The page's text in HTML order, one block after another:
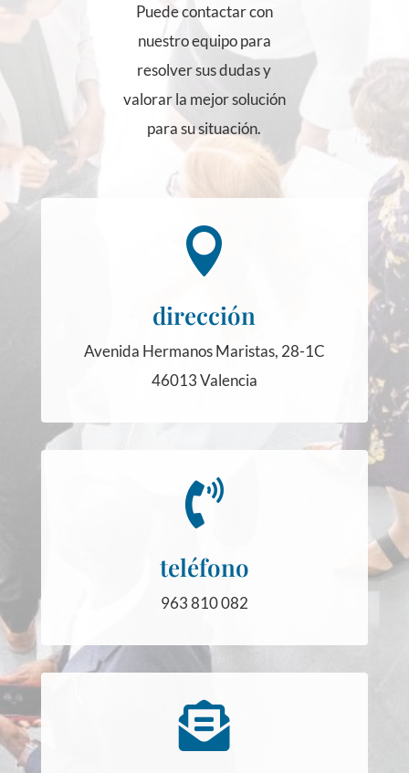
Puede contactar con
nuestro equipo para
resolver sus dudas y
valorar la mejor solución
para su situación.

dirección
Avenida Hermanos Maristas, 28-1C
46013 Valencia

teléfono
963 810 082
